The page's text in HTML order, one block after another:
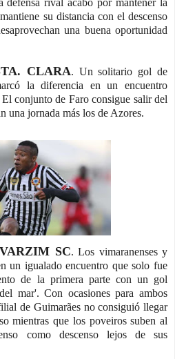
defensa rival acabó por mantener la
su distancia con el descenso
una buena oportunidad
CLARA. Un solitario gol de
la diferencia en un encuentro
conjunto de Faro consigue salir del
una jornada más los de Azores.
SC. Los vimaranenses y
un igualado encuentro que solo fue
de la primera parte con un gol
mar'. Con ocasiones para ambos
de Guimarães no consiguió llegar
mientras que los poveiros suben al
como descenso lejos de sus